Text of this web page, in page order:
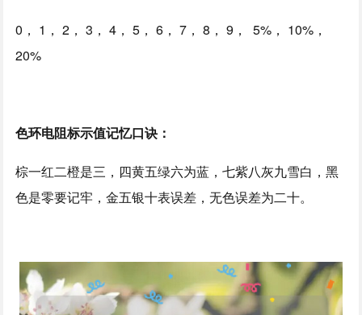
0， 1， 2， 3， 4， 5， 6， 7， 8， 9， 5%， 10%，
20%
色环电阻标示值记忆口诀：
棕一红二橙是三，四黄五绿六为蓝，七紫八灰九雪白，黑
色是零要记牢，金五银十表误差，无色误差为二十。